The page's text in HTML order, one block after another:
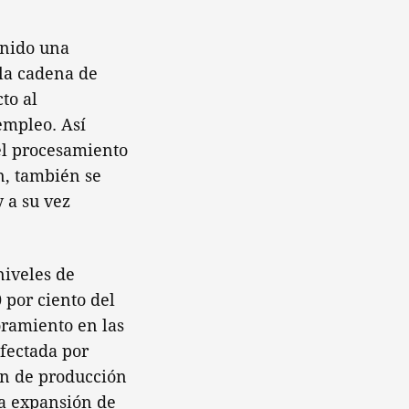
una
cadena de
al
Así
procesamiento
también se
a su vez
de
por ciento del
en las
por
de producción
expansión de